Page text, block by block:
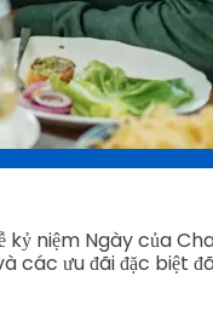
niệm Ngày của
các ưu đãi đặc biệt